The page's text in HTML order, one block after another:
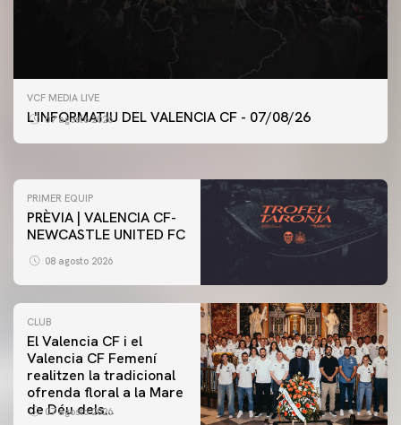
VCF MEDIA LIVE
L'INFORMATIU DEL VALENCIA CF - 07/08/26
07 agosto 2026
PRIMER EQUIP
ENTRENAMENT DEL VALENCIA CF 7/8/2026
PRIMER EQUIP
PRÈVIA | VALENCIA CF-
NEWCASTLE UNITED FC
08 agosto 2026
CLUB
El Valencia CF i el
Valencia CF Femení
realitzen la tradicional
ofrenda floral a la Mare
de Déu dels
07 agosto 2026